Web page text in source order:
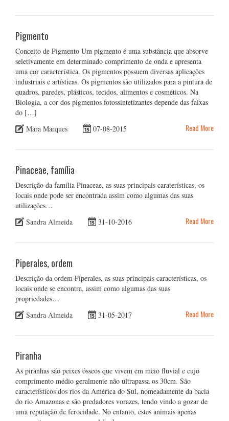
Pigmento
Conceito de Pigmento Um pigmento é uma substância que absorve
seletivamente em determinado comprimento de onda e apresenta
uma cor característica. Os pigmentos possuem diversas aplicações
industriais e artísticas. Os pigmentos são utilizados para a pintura de
quadros, paredes, plásticos, tecidos, alimentos e cosméticos. Na
Biologia, a cor dos pigmentos fotossintetizantes depende das faixas
do […]
Mara Marques
07-08-2015 Read More
Pinaceae, família
Descrição da família Pinaceae, as suas principais caraterísticas, os
locais onde pode ser encontrada assim como algumas das suas
utilizações…
Sandra Almeida
31-10-2016 Read More
Piperales, ordem
Descrição da ordem Piperales, as suas principais características, os
locais onde se encontra, assim como algumas das suas
propriedades…
Sandra Almeida
31-05-2017 Read More
Piranha
As piranhas são peixes ósseos que vivem em meio fluvial e cujo
comprimento médio geralmente não ultrapassa os 30cm. São
característicos dos rios da América do Sul, nomeadamente da bacia
do rio Amazonas e são predadores vorazes, tendo vindo a gozar de
uma reputação de ferocidade. No entanto, estes animais apenas